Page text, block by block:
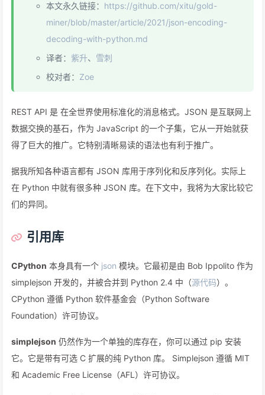
本文永久链接： https://github.com/xitu/gold-
miner/blob/master/article/2021/json-encoding-
decoding-with-python.md
译者： 紫升、 雪刺
校对者： Zoe
REST API 是 在全世界使用标准化的消息格式。JSON 是互联网上
数据交换的基石，作为 JavaScript 的一个子集，它从一开始就获
得了巨大的推广。它特别清晰易读的语法也有利于推广。
据我所知各种语言都有 JSON 库用于序列化和反序列化。实际上
在 Python 中就有很多种 JSON 库。在下文中，我将为大家比较它
们的异同。
引用库
CPython 本身具有一个 json 模块。它最初是由 Bob Ippolito 作为
simplejson 开发的，并被合并到 Python 2.4 中（源代码）。
CPython 遵循 Python 软件基金会（Python Software
Foundation）许可协议。
simplejson 仍然作为一个单独的库存在，你可以通过 pip 安装
它。它是带有可选 C 扩展的纯 Python 库。 Simplejson 遵循 MIT
和 Academic Free License（AFL）许可协议。